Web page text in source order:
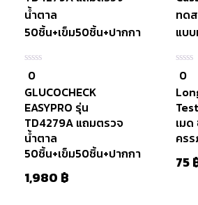
0
ใน
5
0
GLUCOCHECK
EASYPRO รุ่น
TD4279A แถมตรวจ
น้ำตาล
50ชิ้น+เข็ม50ชิ้น+ปากกา
1,980 ฿
0
ใน
5
0
เม
คร
75